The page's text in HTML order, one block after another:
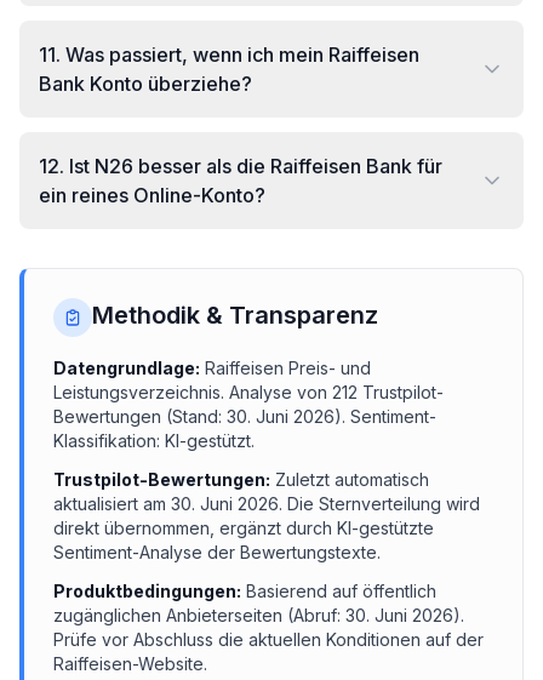
11. Was passiert, wenn ich mein Raiffeisen
Bank Konto überziehe?
12. Ist N26 besser als die Raiffeisen Bank für
ein reines Online-Konto?
Methodik & Transparenz
Datengrundlage: Raiffeisen Preis- und
Leistungsverzeichnis. Analyse von 212 Trustpilot-
Bewertungen (Stand: 30. Juni 2026). Sentiment-
Klassifikation: KI-gestützt.
Trustpilot-Bewertungen: Zuletzt automatisch
aktualisiert am 30. Juni 2026. Die Sternverteilung wird
direkt übernommen, ergänzt durch KI-gestützte
Sentiment-Analyse der Bewertungstexte.
Produktbedingungen: Basierend auf öffentlich
zugänglichen Anbieterseiten (Abruf: 30. Juni 2026).
Prüfe vor Abschluss die aktuellen Konditionen auf der
Raiffeisen-Website.